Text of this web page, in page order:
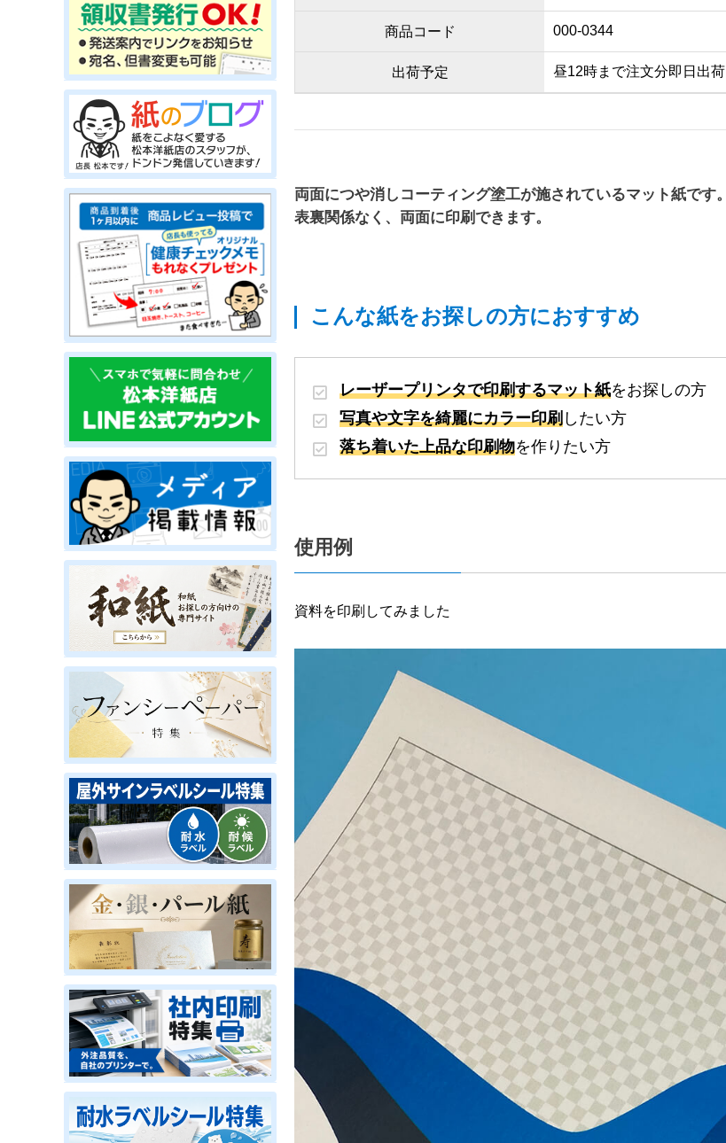
商品コード 000-0344
出荷予定 昼12時まで注文分即日出荷
両面につや消しコーティング塗工が施されているマット紙です。
表裏関係なく、両面に印刷できます。
こんな紙をお探しの方におすすめ
レーザープリンタで印刷するマット紙をお探しの方
写真や文字を綺麗にカラー印刷 したい方
落ち着いた上品な印刷物を作りたい方
使用例
資料を印刷してみました